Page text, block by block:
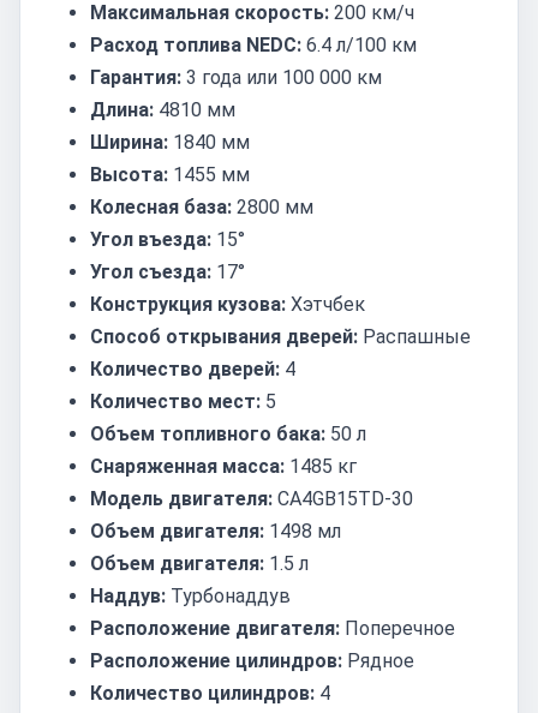
Максимальная скорость: 200 км/ч
Расход топлива NEDC: 6.4 л/100 км
Гарантия: 3 года или 100 000 км
Длина: 4810 мм
Ширина: 1840 мм
Высота: 1455 мм
Колесная база: 2800 мм
Угол въезда: 15°
Угол съезда: 17°
Конструкция кузова: Хэтчбек
Способ открывания дверей: Распашные
Количество дверей: 4
Количество мест: 5
Объем топливного бака: 50 л
Снаряженная масса: 1485 кг
Модель двигателя: CA4GB15TD-30
Объем двигателя: 1498 мл
Объем двигателя: 1.5 л
Наддув: Турбонаддув
Расположение двигателя: Поперечное
Расположение цилиндров: Рядное
Количество цилиндров: 4